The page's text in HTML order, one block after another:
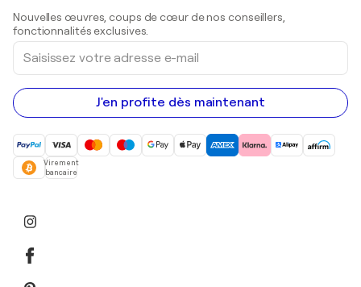
Peintures acryliques
Nouvelles œuvres, coups de cœur de nos conseillers,
fonctionnalités exclusives.
Saisissez
votre
adresse
e-
mail
J'en profite dès maintenant
Virement
bancaire